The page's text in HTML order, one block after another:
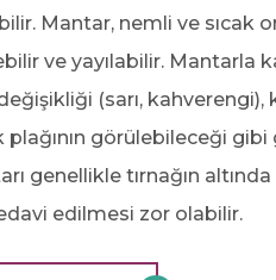
Uygulaması
Tüm Hizmetler
Mantar, nemli ve sıcak
ve yayılabilir. Mantarla
(sarı, kahverengi),
plağının görülebileceği gibi
genellikle tırnağın
edilmesi zor olabilir.